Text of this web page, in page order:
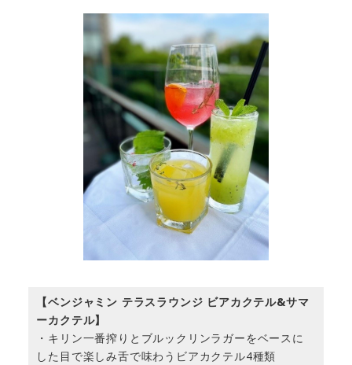
【ベンジャミン テラスラウンジ ビアカクテル&サマ
ーカクテル】
・キリン一番搾りとブルックリンラガーをベースに
した目で楽しみ舌で味わうビアカクテル4種類